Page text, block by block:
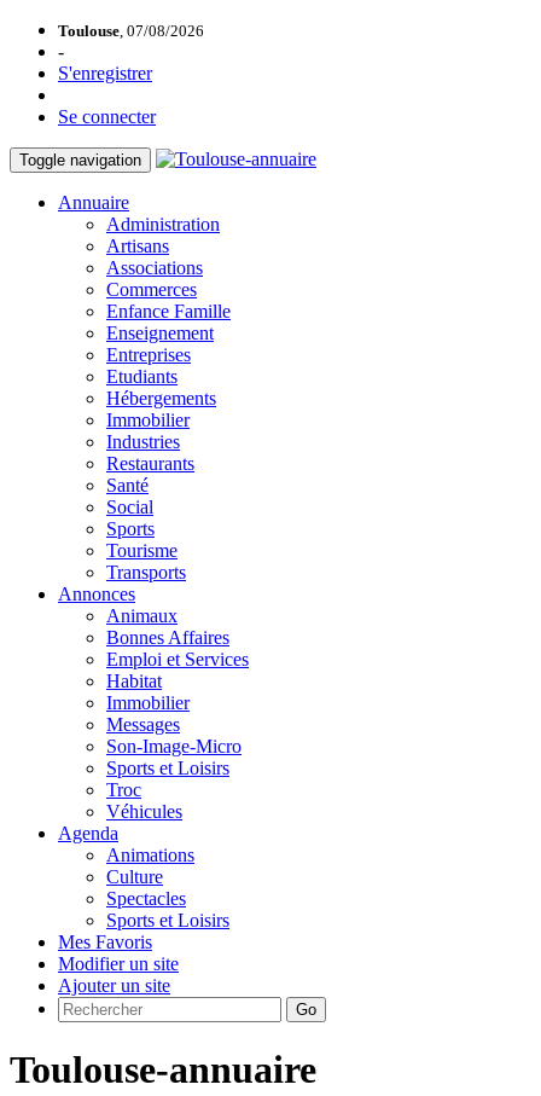
Toulouse, 07/08/2026
-
S'enregistrer
Se connecter
Toggle navigation
Annuaire
Administration
Artisans
Associations
Commerces
Enfance Famille
Enseignement
Entreprises
Etudiants
Hébergements
Immobilier
Industries
Restaurants
Santé
Social
Sports
Tourisme
Transports
Annonces
Animaux
Bonnes Affaires
Emploi et Services
Habitat
Immobilier
Messages
Son-Image-Micro
Sports et Loisirs
Troc
Véhicules
Agenda
Animations
Culture
Spectacles
Sports et Loisirs
Mes Favoris
Modifier un site
Ajouter un site
Go
Toulouse-annuaire